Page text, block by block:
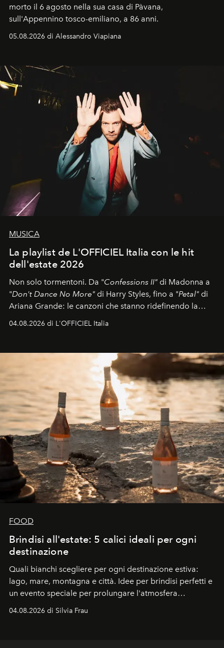
morto il 6 agosto nella sua casa di Pàvana,
sull'Appennino tosco-emiliano, a 86 anni.
05.08.2026 di Alessandro Viapiana
MUSICA
La playlist de L'OFFICIEL Italia con le hit
dell'estate 2026
Non solo tormentoni. Da "Confessions II" di Madonna a
"Don't Dance No More" di Harry Styles, fino a "Petal" di
Ariana Grande: le canzoni che stanno ridefinendo la
04.08.2026 di L'OFFICIEL Italia
FOOD
Brindisi all'estate: 5 calici ideali per ogni
destinazione
Quali bianchi scegliere per ogni destinazione estiva:
lago, mare, montagna e città. Idee per brindisi perfetti e
un evento speciale per prolungare l'atmosfera
04.08.2026 di Silvia Frau